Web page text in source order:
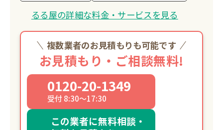
るる屋の詳細な料金・サービスを見る
複数業者のお見積もりも可能です
お見積もり・ご相談無料!
0120-20-1349
受付 8:30～17:30
この業者に無料相談・